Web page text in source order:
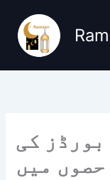
content
کی
میں